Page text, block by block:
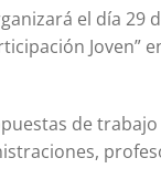
el día 29
Joven”
de